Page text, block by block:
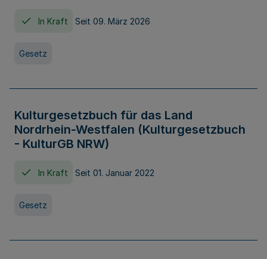
In Kraft Seit 09. März 2026
Gesetz
Kulturgesetzbuch für das Land
Nordrhein-Westfalen (Kulturgesetzbuch
- KulturGB NRW)
In Kraft Seit 01. Januar 2022
Gesetz